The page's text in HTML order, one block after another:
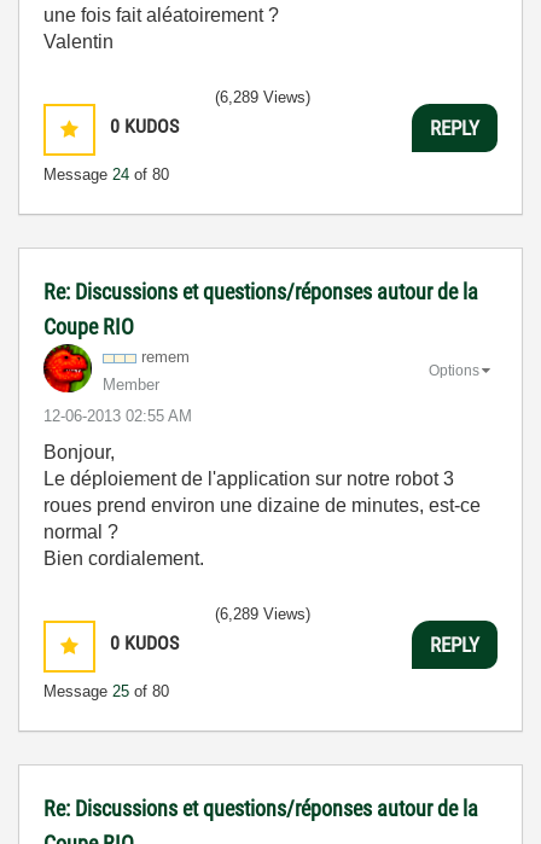
une fois fait aléatoirement ?
Valentin
0 KUDOS
Message 24 of 80
(6,289 Views)
REPLY
Re: Discussions et questions/réponses autour de la
Coupe RIO
remem
Member
‎12-06-2013 02:55 AM
Options
Bonjour,
Le déploiement de l'application sur notre robot 3
roues prend environ une dizaine de minutes, est-ce
normal ?
Bien cordialement.
0 KUDOS
Message 25 of 80
(6,289 Views)
REPLY
Re: Discussions et questions/réponses autour de la